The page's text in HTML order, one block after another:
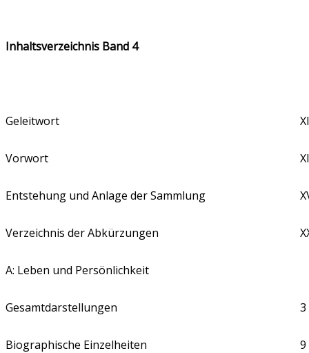
Inhaltsverzeichnis Band 4
Geleitwort XI
Vorwort
Entstehung und Anlage der Sammlung
Verzeichnis der Abkürzungen
A: Leben und Persönlichkeit
Gesamtdarstellungen 3
Biographische Einzelheiten 9